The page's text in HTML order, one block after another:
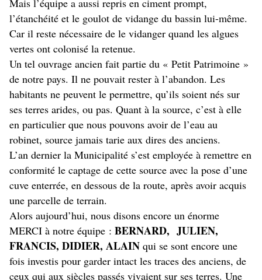
Mais l’équipe a aussi repris en ciment prompt,
l’étanchéité et le goulot de vidange du bassin lui-même.
Car il reste nécessaire de le vidanger quand les algues
vertes ont colonisé la retenue.
Un tel ouvrage ancien fait partie du « Petit Patrimoine »
de notre pays. Il ne pouvait rester à l’abandon. Les
habitants ne peuvent le permettre, qu’ils soient nés sur
ses terres arides, ou pas. Quant à la source, c’est à elle
en particulier que nous pouvons avoir de l’eau au
robinet, source jamais tarie aux dires des anciens.
L’an dernier la Municipalité s’est employée à remettre en
conformité le captage de cette source avec la pose d’une
cuve enterrée, en dessous de la route, après avoir acquis
une parcelle de terrain.
Alors aujourd’hui, nous disons encore un énorme
MERCI à notre équipe : BERNARD, JULIEN,
FRANCIS, DIDIER, ALAIN qui se sont encore une
fois investis pour garder intact les traces des anciens, de
ceux qui aux siècles passés vivaient sur ses terres. Une